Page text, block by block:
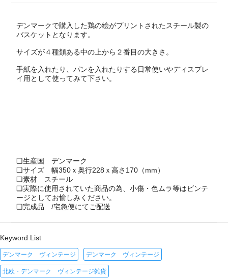
デンマークで購入した鶏の絵がプリントされたスチール製の
バスケットとなります。
サイズが４種類ある中の上から２番目の大きさ。
手紙を入れたり、パンを入れたりする日常使いやディスプレ
イ用として使ってみて下さい。
❑生産国デンマーク
❑サイズ 幅350ｘ奥行228ｘ高さ170（mm）
❑素材 スチール
❑実際に使用されていた商品の為、小傷・色ムラ等はビンテ
ージとしてお愉しみください。
❑完成品 /宅急便にてご配送
Keyword List
デンマーク ヴィンテージ デンマーク ヴィンテージ
北欧・デンマーク ヴィンテージ雑貨